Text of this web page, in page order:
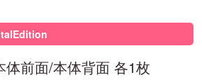
体前面/本体背面 各1枚